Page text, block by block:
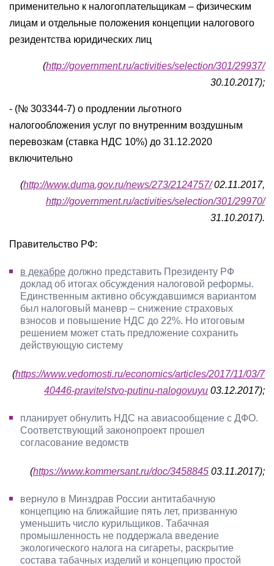
применительно к налогоплательщикам – физическим
лицам и отдельные положения концепции налогового
резидентства юридических лиц
(http://government.ru/activities/selection/301/29937/
30.10.2017);
- (№ 303344-7) о продлении льготного
налогообложения услуг по внутренним воздушным
перевозкам (ставка НДС 10%) до 31.12.2020
включительно
(http://www.duma.gov.ru/news/273/2124757/02.11.2017,
http://government.ru/activities/selection/301/29970/
31.10.2017).
Правительство РФ:
в декабре должно представить Президенту РФ
доклад об итогах обсуждения налоговой реформы.
Единственным активно обсуждавшимся вариантом
был налоговый маневр – снижение страховых
взносов и повышение НДС до 22%. Но итоговым
решением может стать предложение сохранить
действующую систему
(https://www.vedomosti.ru/economics/articles/2017/11/03/7
40446-pravitelstvo-putinu-nalogovuyu 03.12.2017);
планирует обнулить НДС на авиасообщение с ДФО.
Соответствующий законопроект прошел
согласование ведомств
(https://www.kommersant.ru/doc/3458845 03.11.2017);
вернуло в Минздрав России антитабачную
концепцию на ближайшие пять лет, призванную
уменьшить число курильщиков. Табачная
промышленность не поддержала введение
экологического налога на сигареты, раскрытие
состава табачных изделий и концепцию простой